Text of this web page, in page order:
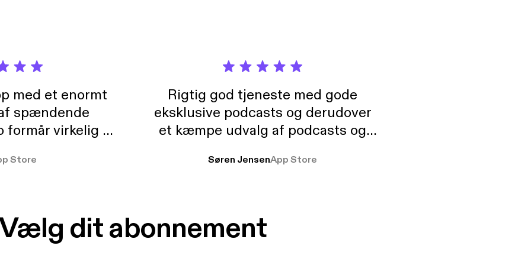
med et enormt
spændende
formår virkelig at
At der så også
Store
Rigtig god tjeneste med gode
eksklusive podcasts og derudover
et kæmpe udvalg af podcasts og
ikke andet så udelukkende pga
Søren JensenApp Store
dit abonnement